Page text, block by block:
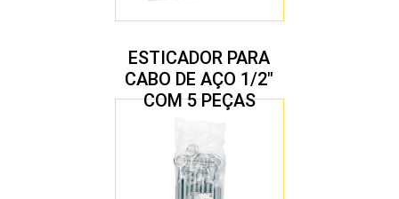
ESTICADOR PARA
CABO DE AÇO 1/2″
COM 5 PEÇAS